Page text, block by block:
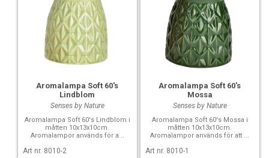
Aromalampa Soft 60's
Lindblom
Senses by Nature
Aromalampa Soft 60's Lindblom i
måtten 10x13x10cm.
Aromalampor används för a...
Art nr. 8010-2
Aromalampa Soft 60's
Mossa
Senses by Nature
Aromalampa Soft 60's Mossa i
måtten 10x13x10cm.
Aromalampor används för att ...
Art nr. 8010-1